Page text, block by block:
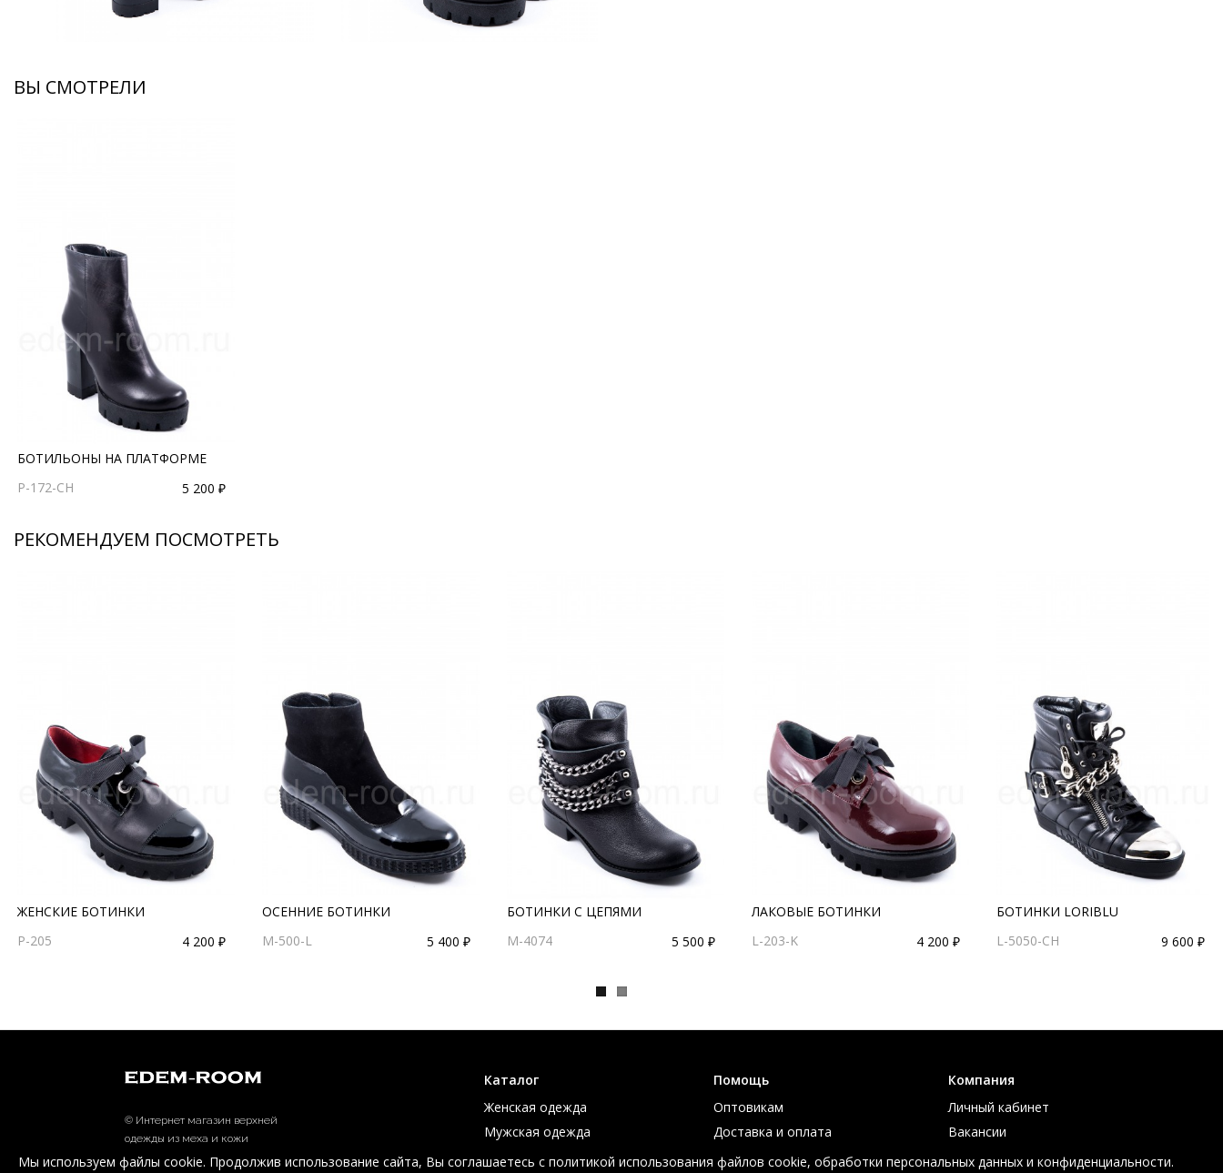
ВЫ СМОТРЕЛИ
БОТИЛЬОНЫ НА ПЛАТФОРМЕ
P-172-CH
5 200 ₽
РЕКОМЕНДУЕМ ПОСМОТРЕТЬ
ЖЕНСКИЕ БОТИНКИ
P-205
4 200 ₽
ОСЕННИЕ БОТИНКИ
M-500-L
5 400 ₽
БОТИНКИ С ЦЕПЯМИ
M-4074
5 500 ₽
ЛАКОВЫЕ БОТИНКИ
L-203-K
4 200 ₽
БОТИНКИ LORIBLU
L-5050-CH
9 600 ₽
© Интернет магазин верхней
одежды из меха и кожи
EDEM-ROOM 2011-2026
Каталог
Женская одежда
Мужская одежда
Большие размеры
Помощь
Оптовикам
Доставка и оплата
Таблица размеров
Компания
Личный кабинет
Вакансии
Контакты
Мы используем файлы cookie. Продолжив использование сайта, Вы соглашаетесь с политикой использования файлов cookie, обработки персональных данных и конфиденциальности.